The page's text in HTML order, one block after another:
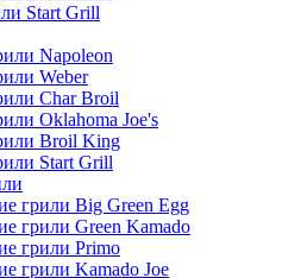
Start Grill
Napoleon
Weber
Char Broil
Oklahoma Joe's
Broil King
Start Grill
грили Big Green Egg
грили Green Kamado
грили Primo
грили Kamado Joe